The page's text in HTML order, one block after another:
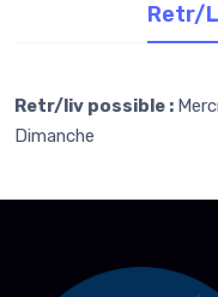
Retr/
Retr/liv possible :
Dimanche